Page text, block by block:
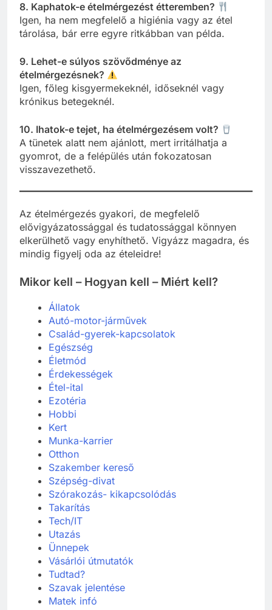
8. Kaphatok-e ételmérgezést étteremben?
Igen, ha nem megfelelő a higiénia vagy az étel
tárolása, bár erre egyre ritkábban van példa.
9. Lehet-e súlyos szövődménye az
ételmérgezésnek?
Igen, főleg kisgyermekeknél, időseknél vagy
krónikus betegeknél.
10. Ihatok-e tejet, ha ételmérgezésem volt?
A tünetek alatt nem ajánlott, mert irritálhatja a
gyomrot, de a felépülés után fokozatosan
visszavezethető.
Az ételmérgezés gyakori, de megfelelő
elővigyázatossággal és tudatossággal könnyen
elkerülhető vagy enyhíthető. Vigyázz magadra, és
mindig figyelj oda az ételeidre!
Mikor kell – Hogyan kell – Miért kell?
Állatok
Autó-motor-járművek
Család-gyerek-kapcsolatok
Egészség
Életmód
Érdekességek
Étel-ital
Ezotéria
Hobbi
Kert
Munka-karrier
Otthon
Szakember kereső
Szépség-divat
Szórakozás- kikapcsolódás
Takarítás
Tech/IT
Utazás
Ünnepek
Vásárlói útmutatók
Tudtad?
Szavak jelentése
Matek infó